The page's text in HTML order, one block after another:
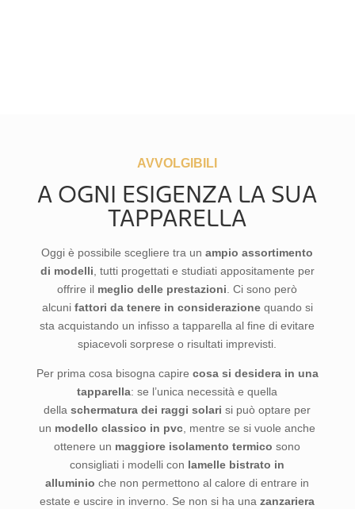
AVVOLGIBILI
A OGNI ESIGENZA LA SUA
TAPPARELLA
Oggi è possibile scegliere tra un ampio assortimento
di modelli , tutti progettati e studiati appositamente per
offrire il meglio delle prestazioni . Ci sono però
alcuni fattori da tenere in considerazione quando si
sta acquistando un infisso a tapparella al fine di evitare
spiacevoli sorprese o risultati imprevisti.
Per prima cosa bisogna capire cosa si desidera in una
tapparella: se l’unica necessità e quella
della schermatura dei raggi solari si può optare per
un modello classico in pvc , mentre se si vuole anche
ottenere un maggiore isolamento termico sono
consigliati i modelli con lamelle bistrato in
alluminio che non permettono al calore di entrare in
estate e uscire in inverno. Se non si ha una zanzariera